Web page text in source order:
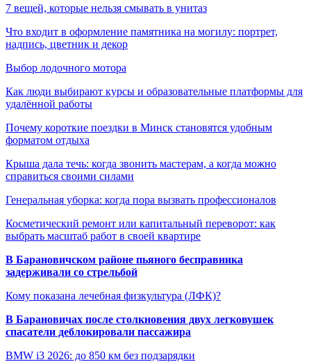
7 вещей, которые нельзя смывать в унитаз
Что входит в оформление памятника на могилу: портрет,
надпись, цветник и декор
Выбор лодочного мотора
Как люди выбирают курсы и образовательные платформы для
удалённой работы
Почему короткие поездки в Минск становятся удобным
форматом отдыха
Крыша дала течь: когда звонить мастерам, а когда можно
справиться своими силами
Генеральная уборка: когда пора вызвать профессионалов
Косметический ремонт или капитальный переворот: как
выбрать масштаб работ в своей квартире
В Барановичском районе пьяного бесправника
задерживали со стрельбой
Кому показана лечебная физкультура (ЛФК)?
В Барановичах после столкновения двух легковушек
спасатели деблокировали пассажира
BMW i3 2026: до 850 км без подзарядки